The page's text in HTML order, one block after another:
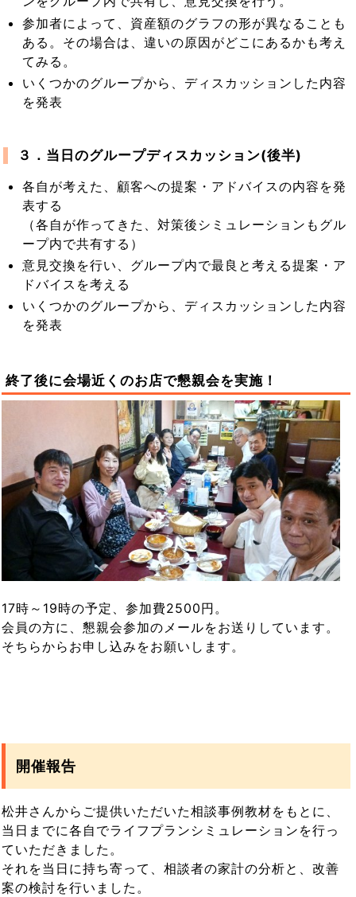
参加者によって、資産額のグラフの形が異なることも
ある。その場合は、違いの原因がどこにあるかも考え
てみる。
いくつかのグループから、ディスカッションした内容
を発表
３．当日のグループディスカッション(後半)
各自が考えた、顧客への提案・アドバイスの内容を発
表する
（各自が作ってきた、対策後シミュレーションもグル
ープ内で共有する）
意見交換を行い、グループ内で最良と考える提案・ア
ドバイスを考える
いくつかのグループから、ディスカッションした内容
を発表
終了後に会場近くのお店で懇親会を実施！
17時～19時の予定、参加費2500円。
会員の方に、懇親会参加のメールをお送りしています。
そちらからお申し込みをお願いします。
開催報告
松井さんからご提供いただいた相談事例教材をもとに、
当日までに各自でライフプランシミュレーションを行っ
ていただきました。
それを当日に持ち寄って、相談者の家計の分析と、改善
案の検討を行いました。